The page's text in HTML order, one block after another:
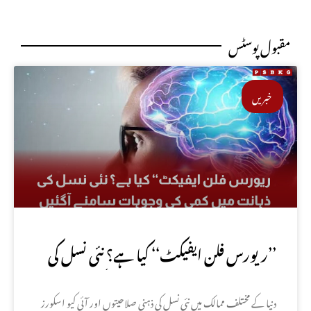
مقبول پوسٹس
خبریں
’’ریورس فلن ایفیکٹ‘‘ کیا ہے؟ نئی نسل کی
ذہانت میں کمی کی وجوہات سامنے آگئیں
دنیا کے مختلف ممالک میں نئی نسل کی ذہنی صلاحیتوں اور آئی کیو اسکورز